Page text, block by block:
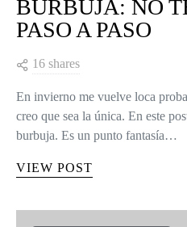
BURBUJA: NO
PASO A PASO
16 shares
En invierno me vuelve loca
creo que sea la única. En este
burbuja. Es un punto fantasía…
VIEW POST